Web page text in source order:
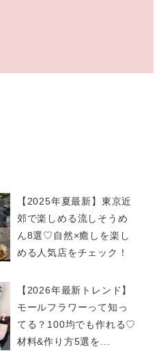
【2025年夏最新】東京近
郊で楽しめる流しそうめ
ん8選♡自然×癒しを楽し
める人気店をチェック！
【2026年最新トレンド】
モールフラワーって知っ
てる？100均でも作れる♡
材料&作り方5選を...